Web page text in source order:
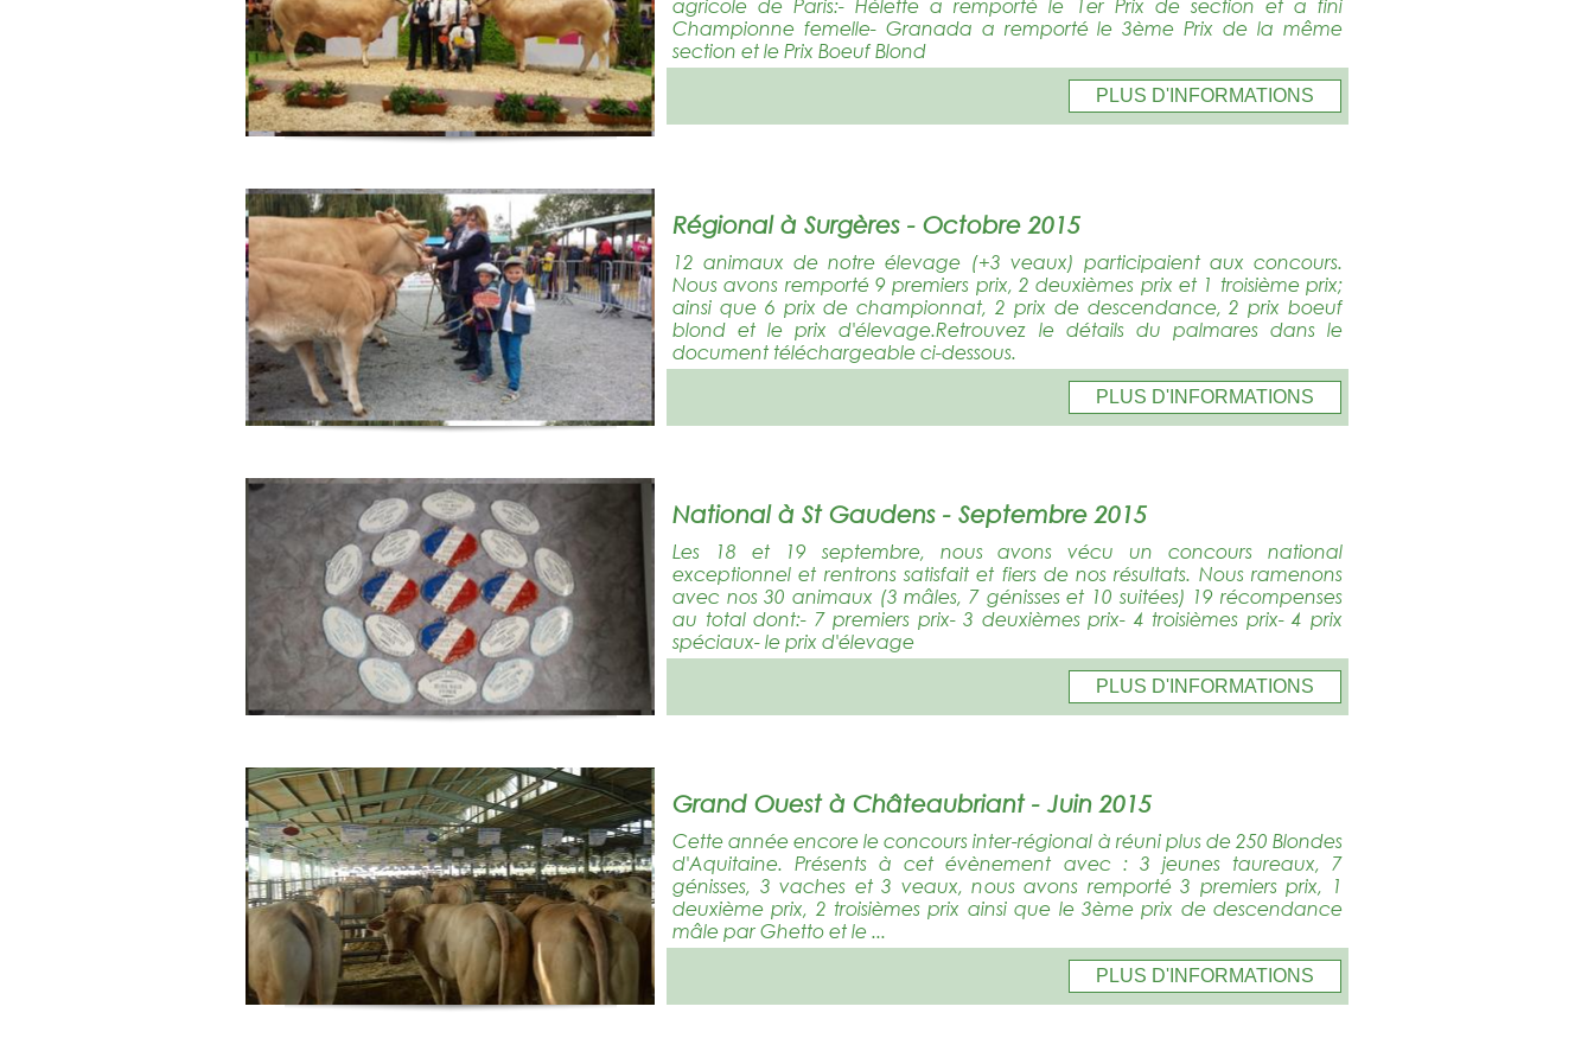
agricole de Paris:- Hélette a remporté le 1er Prix de section et a fini
Championne femelle- Granada a remporté le 3ème Prix de la même
section et le Prix Boeuf Blond
PLUS D'INFORMATIONS
Régional à Surgères - Octobre 2015
12 animaux de notre élevage (+3 veaux) participaient aux concours.
Nous avons remporté 9 premiers prix, 2 deuxièmes prix et 1 troisième prix;
ainsi que 6 prix de championnat, 2 prix de descendance, 2 prix boeuf
blond et le prix d'élevage.Retrouvez le détails du palmares dans le
document téléchargeable ci-dessous.
PLUS D'INFORMATIONS
National à St Gaudens - Septembre 2015
Les 18 et 19 septembre, nous avons vécu un concours national
exceptionnel et rentrons satisfait et fiers de nos résultats. Nous ramenons
avec nos 30 animaux (3 mâles, 7 génisses et 10 suitées) 19 récompenses
au total dont:- 7 premiers prix- 3 deuxièmes prix- 4 troisièmes prix- 4 prix
spéciaux- le prix d'élevage
PLUS D'INFORMATIONS
Grand Ouest à Châteaubriant - Juin 2015
Cette année encore le concours inter-régional à réuni plus de 250 Blondes
d'Aquitaine. Présents à cet évènement avec : 3 jeunes taureaux, 7
génisses, 3 vaches et 3 veaux, nous avons remporté 3 premiers prix, 1
deuxième prix, 2 troisièmes prix ainsi que le 3ème prix de descendance
mâle par Ghetto et le ...
PLUS D'INFORMATIONS